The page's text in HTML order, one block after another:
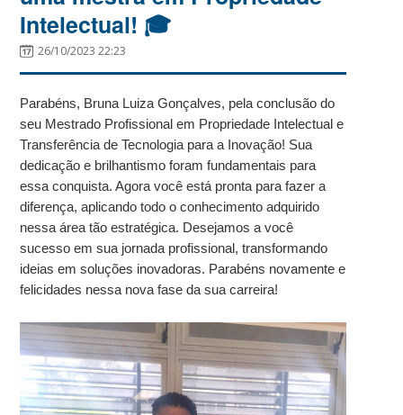
Intelectual! 🎓
26/10/2023 22:23
Parabéns, Bruna Luiza Gonçalves, pela conclusão do
seu Mestrado Profissional em Propriedade Intelectual e
Transferência de Tecnologia para a Inovação! Sua
dedicação e brilhantismo foram fundamentais para
essa conquista. Agora você está pronta para fazer a
diferença, aplicando todo o conhecimento adquirido
nessa área tão estratégica. Desejamos a você
sucesso em sua jornada profissional, transformando
ideias em soluções inovadoras. Parabéns novamente e
felicidades nessa nova fase da sua carreira!